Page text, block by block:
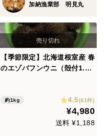
加納漁業部 明見丸
【季節限定】北海道根室産 春
のエゾバフンウニ（殻付1.0
約1kg 4.5(61件)
¥4,980
送料 ¥1,188